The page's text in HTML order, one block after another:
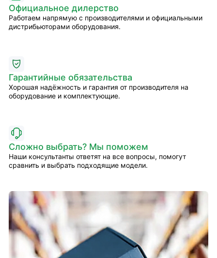
Официальное дилерство
Работаем напрямую с производителями и официальными
дистрибьюторами оборудования.
Гарантийные обязательства
Хорошая надёжность и гарантия от производителя на
оборудование и комплектующие.
Сложно выбрать? Мы поможем
Наши консультанты ответят на все вопросы, помогут
сравнить и выбрать подходящие модели.